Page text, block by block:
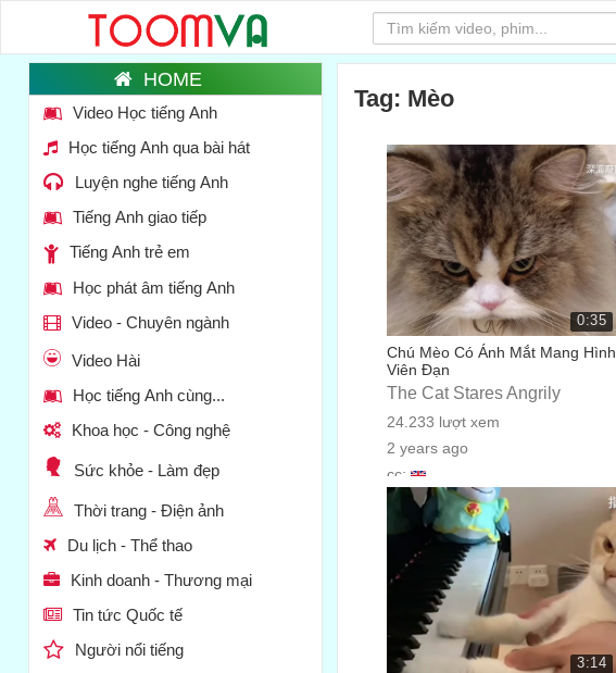
Video Học tiếng Anh
Học tiếng Anh qua bài hát
Luyện nghe tiếng Anh
Tiếng Anh giao tiếp
Tiếng Anh trẻ em
Học phát âm tiếng Anh
Video - Chuyên ngành
Video Hài
Học tiếng Anh cùng...
Khoa học - Công nghệ
Sức khỏe - Làm đẹp
Thời trang - Điện ảnh
Du lịch - Thể thao
Kinh doanh - Thương mại
Tin tức Quốc tế
Người nổi tiếng
Tag: Mèo
0:35
Chú Mèo Có Ánh Mắt Mang Hình
Viên Đạn
The Cat Stares Angrily
24.233 lượt xem
2 years ago
cc:
3:14